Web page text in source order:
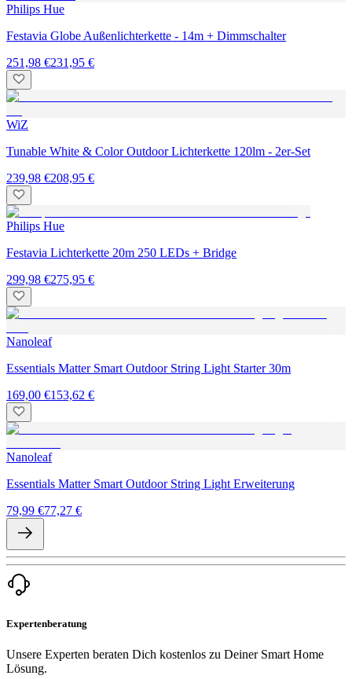
Philips Hue
Festavia Globe Außenlichterkette - 14m + Dimmschalter
251,98 €231,95 €
WiZ
Tunable White & Color Outdoor Lichterkette 120lm - 2er-Set
239,98 €208,95 €
Philips Hue
Festavia Lichterkette 20m 250 LEDs + Bridge
299,98 €275,95 €
Nanoleaf
Essentials Matter Smart Outdoor String Light Starter 30m
169,00 €153,62 €
Nanoleaf
Essentials Matter Smart Outdoor String Light Erweiterung
79,99 €77,27 €
Expertenberatung
Unsere Experten beraten Dich kostenlos zu Deiner Smart Home
Lösung.